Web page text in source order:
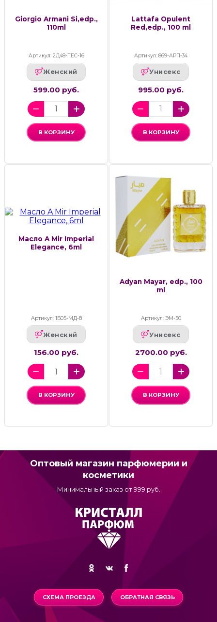
Giorgio Armani Si,edp.,
110ml
Артикул: 2Д48-ТЕС-16
Женский
599.00 руб.
В КОРЗИНУ
Lattafa Opulent
Red,edp., 100 ml
Артикул: 869-АРП-34
Унисекс
995.00 руб.
В КОРЗИНУ
Масло A Mir Imperial
Elegance, 6ml
Артикул: 1Б05-МД-8
Женский
156.00 руб.
В КОРЗИНУ
Adyan Mayar, edp., 100
ml
Артикул: ЭМ-50
Унисекс
2700.00 руб.
В КОРЗИНУ
Оптовый магазин парфюмерии и
косметики
Минимальный заказ от 999 руб.
СХЕМА ПРОЕЗДА ОБРАТНАЯ СВЯЗЬ